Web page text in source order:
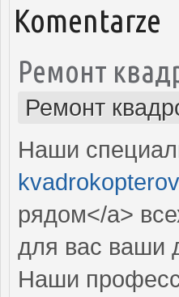
Komentarze
Ремонт
Ремонт
Наши
рядом</a>
для вас ваши
Наши